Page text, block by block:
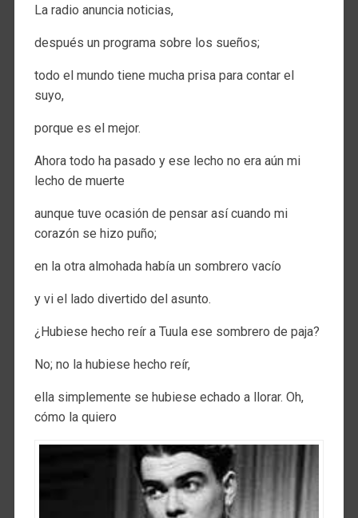
La radio anuncia noticias,
después un programa sobre los sueños;
todo el mundo tiene mucha prisa para contar el
suyo,
porque es el mejor.
Ahora todo ha pasado y ese lecho no era aún mi
lecho de muerte
aunque tuve ocasión de pensar así cuando mi
corazón se hizo puño;
en la otra almohada había un sombrero vacío
y vi el lado divertido del asunto.
¿Hubiese hecho reír a Tuula ese sombrero de paja?
No; no la hubiese hecho reír,
ella simplemente se hubiese echado a llorar. Oh,
cómo la quiero